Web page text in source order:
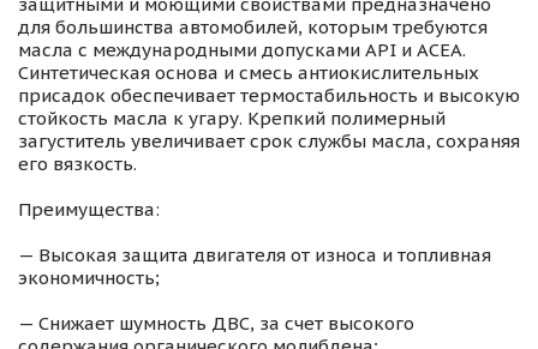
для большинства автомобилей, которым требуются
масла с международными допусками API и ACEA.
Синтетическая основа и смесь антиокислительных
присадок обеспечивает термостабильность и высокую
стойкость масла к угару. Крепкий полимерный
загуститель увеличивает срок службы масла, сохраняя
его вязкость.
Преимущества:
— Высокая защита двигателя от износа и топливная
экономичность;
— Снижает шумность ДВС, за счет высокого